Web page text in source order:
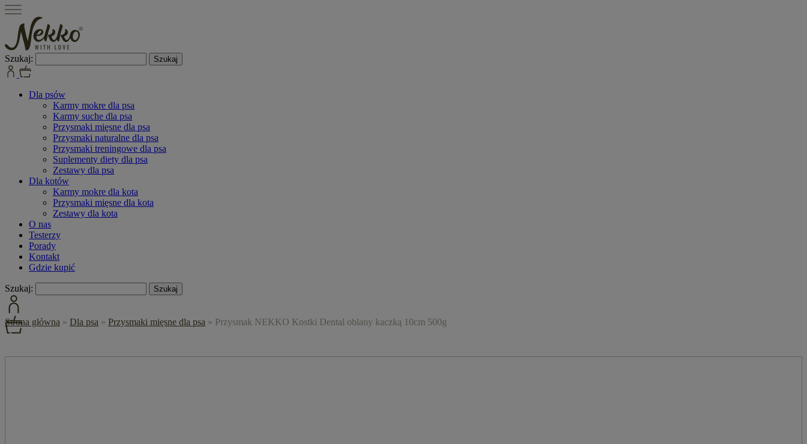
Szukaj:
Dla psów
Karmy mokre dla psa
Karmy suche dla psa
Przysmaki mięsne dla psa
Przysmaki naturalne dla psa
Przysmaki treningowe dla psa
Suplementy diety dla psa
Zestawy dla psa
Dla kotów
Karmy mokre dla kota
Przysmaki mięsne dla kota
Zestawy dla kota
O nas
Testerzy
Porady
Kontakt
Gdzie kupić
Szukaj:
Strona główna » Dla psa » Przysmaki mięsne dla psa » Przysmak NEKKO Kostki Dental oblany kaczką 10cm 500g